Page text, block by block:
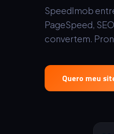
SpeedImob
PageSpeed,
convertem.
Quero meu